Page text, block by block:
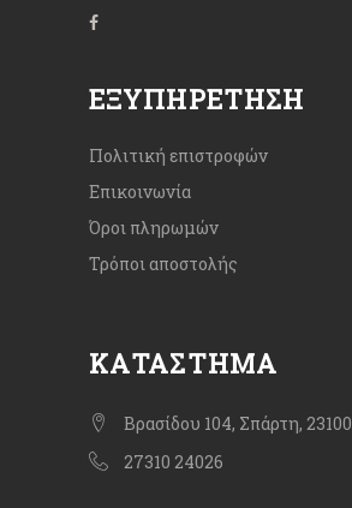
ΕΞΥΠΗΡΈΤΗΣΗ
Πολιτική επιστροφών
Επικοινωνία
Όροι πληρωμών
Τρόποι αποστολής
ΚΑΤΆΣΤΗΜΑ
Βρασίδου 104, Σπάρτη, 23100
27310 24026